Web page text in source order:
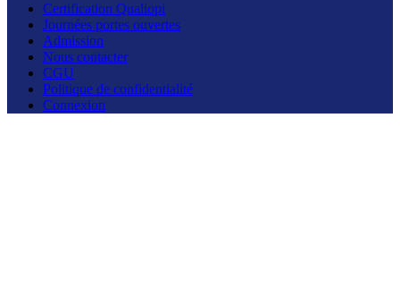
Certification Qualiopi
Journées portes ouvertes
Admission
Nous contacter
CGU
Politique de confidentialité
Connexion